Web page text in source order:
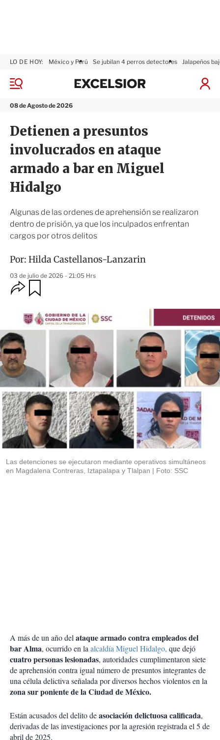
M
n
08 de Agosto de 2026
LO DE HOY: México y Perú Se jubilan 4 perros detectores Jalapeños
I
x
i
r
Detienen a presuntos
involucrados en ataque
armado a bar en Miguel
Hidalgo
Algunas de las ordenes de aprehensión se realizaron
dentro de prisión, ya que los inculpados enfrentan
cargos por otros delitos
Por: Hilda Castellanos-Lanzarin
03 de julio de 2026 - 21:05 Hrs
O
p
i
o
n
s
d
e
o
m
p
a
r
t
i
d
a
Las detenciones se ejecutaron mediante operativos simultáneos
en Magdalena Contreras, Iztapalapa y Tlalpan
Foto: SSC
A más de un año delataque armado contra empleados del
bar Alma, ocurrido en laalcaldía Miguel Hidalgo, que dejó
cuatro personas lesionadas, autoridades cumplimentaron siete
de aprehensión contra igual número de presuntos integrantes de
una célula delictiva señalada por diversos hechos violentos en la
zona sur poniente de la Ciudad de México.
Están acusados del delito deasociación delictuosa calificada,
derivadas de las investigaciones por la agresión registrada el 5 de
abril de 2025.